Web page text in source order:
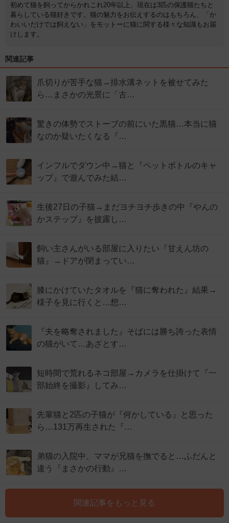
初めて猫を飼ってからかれこれ20年以上、現在は3匹の保護猫たちと
暮らしている猫好きです。猫の魅力をお伝えするのはもちろん、「か
わいいだけでは飼えない」をモットーに猫に関する様々な知識もお届
けします。
関連記事
爪切りが苦手な猫→排水溝ネットを被せてみた
ら…まさかの光景に「古…
驚きの体勢でストーブの前にいた黒猫…本当に猫
なのか疑いたくなる『…
インフルでダウン中→猫と『ペットボトルのキャ
ップ』で遊んでみた結…
生後27日の子猫→まだヨチヨチ歩きの中『やんの
かステップ』を披露し…
飼い主さんがいる部屋に入りたい『甘えん坊の
猫』→ドアが閉まってい…
膝にかけていたタオルを『猫に奪われた』結果→
様子を見に行くと…想…
『夫を略奪されました』そばには勝ち誇った表情
の猫がいて…あざとす…
短時間で荒れるネコ部屋→カメラを仕掛けて『一
部始終を撮影』してみ…
先輩猫と2匹の子猫が『何かしている』と思った
ら…131万再生された『…
弟猫の入院中、ママが兄猫を撫でると…ふだんと
違う『まさかの行動』…
関連記事をもっと見る